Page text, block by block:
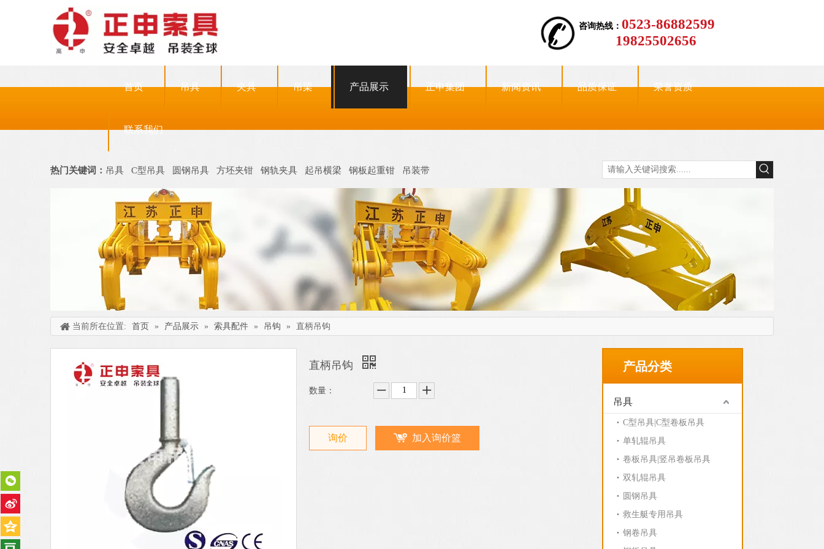
咨询热线： 0523-86882599
19825502656
首页 吊具 夹具 吊梁 产品展示 正申集团 新闻资讯 品质保证 荣誉资质
联系我们
热门关键词： 吊具 C型吊具 圆钢吊具 方坯夹钳 钢轨夹具 起吊横梁 钢板起重钳 吊装带
当前所在位置: 首页 » 产品展示 » 索具配件 » 吊钩 » 直柄吊钩
直柄吊钩
数量：
询价 加入询价篮
产品分类
吊具
C型吊具|C型卷板吊具
单轧辊吊具
卷板吊具|竖吊卷板吊具
双轧辊吊具
圆钢吊具
救生艇专用吊具
钢卷吊具